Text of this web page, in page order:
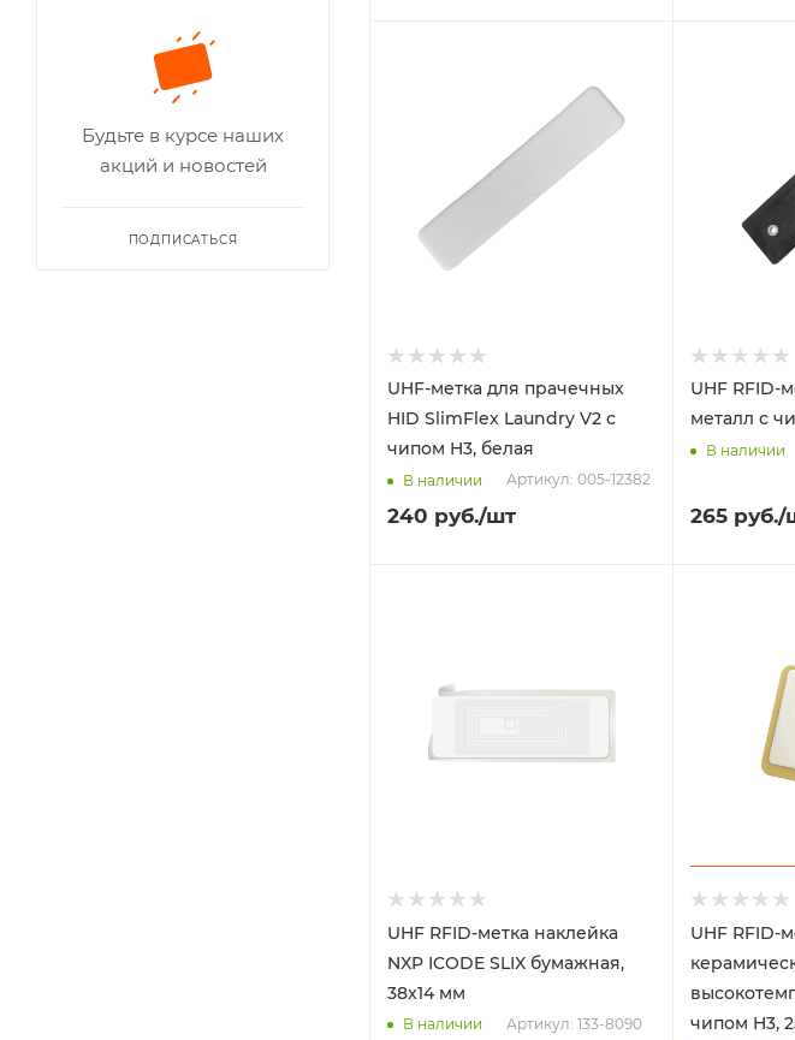
UHF-метка для прачечных
HID SlimFlex Laundry V2 с
чипом H3, белая
В наличии Артикул: 005-12382
240 руб./шт
UHF RFID-
металл с
В наличии
265руб./
UHF RFID-метка наклейка
NXP ICODE SLIX бумажная,
38x14 мм
В наличии Артикул: 133-8090
UHF RFID-
чипом H3,
Будьте в курсе наших
акций и новостей
ПОДПИСАТЬСЯ